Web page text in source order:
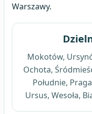
Warszawy.
Mokotów,
Ochota,
Południe,
Ursus, Wesoła,